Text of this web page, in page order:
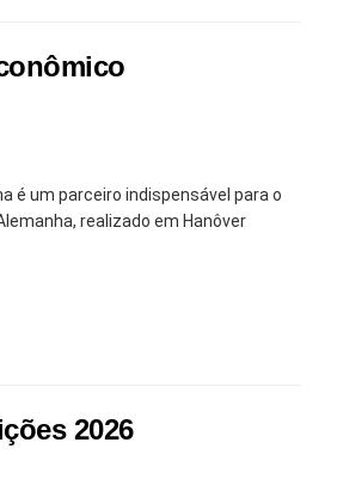
é um parceiro indispensável para o
realizado em Hanôver
2026